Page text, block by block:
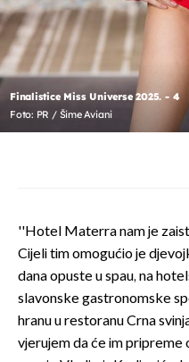
Finalistice Miss Universe 2025. - 4
Foto: PR / Šime Aviani
''Hotel Materra nam je
Cijeli tim omogućio je
dana opuste u spau, na
slavonske gastronomske
hranu u restoranu Crna
vjerujem da će im